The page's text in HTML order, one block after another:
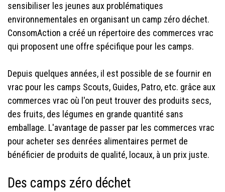
sensibiliser les jeunes aux problématiques
environnementales en organisant un camp zéro déchet.
ConsomAction a créé un répertoire des commerces vrac
qui proposent une offre spécifique pour les camps.
Depuis quelques années, il est possible de se fournir en
vrac pour les camps Scouts, Guides, Patro, etc. grâce aux
commerces vrac où l'on peut trouver des produits secs,
des fruits, des légumes en grande quantité sans
emballage. L'avantage de passer par les commerces vrac
pour acheter ses denrées alimentaires permet de
bénéficier de produits de qualité, locaux, à un prix juste.
Des camps zéro déchet